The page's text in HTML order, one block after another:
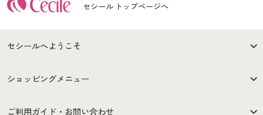
セシール トップページへ
セシールへようこそ
はじめての方へ
セシールご利用規約
ショッピングメニュー
商品カテゴリ
ご利用ガイド・お問い合わせ